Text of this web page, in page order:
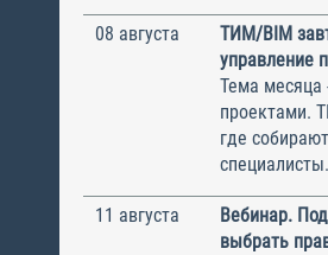
08 августа
ТИМ/BIM
управление
Тема
проектами.
где
11 августа
Вебинар.
выбрать